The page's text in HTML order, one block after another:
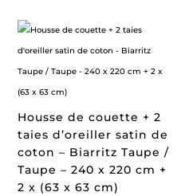
Housse de couette + 2
taies d’oreiller satin de
coton – Biarritz Taupe /
Taupe – 240 x 220 cm +
2 x (63 x 63 cm)